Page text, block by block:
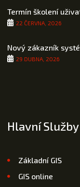
Termín školení
22 ČERVNA, 2026
Nový zákazník
29 DUBNA, 2026
Hlavní Služby
Základní GIS
GIS online